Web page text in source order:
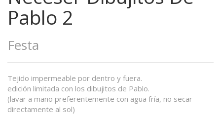
Pablo 2
Festa
Tejido impermeable por dentro y fuera.
edición limitada con los dibujitos de Pablo.
(lavar a mano preferentemente con agua fría, no secar
directamente al sol)